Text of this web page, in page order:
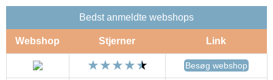
Bedst anmeldte webshops
Webshop Stjerner Link
Besøg webshop